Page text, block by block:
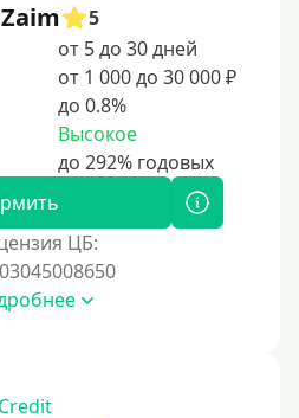
5
от 5 до 30 дней
от 1 000 до 30 000 ₽
до 0.8%
Высокое
ЦБ: